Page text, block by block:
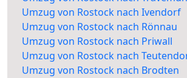
Umzug von Rostock nach Ivendorf
Umzug von Rostock nach Rönnau
Umzug von Rostock nach Priwall
Umzug von Rostock nach
Umzug von Rostock nach Brodten